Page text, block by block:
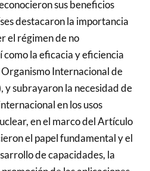
sus beneficios
destacaron la importancia
el régimen de no
la eficacia y eficiencia
Internacional de
y subrayaron la necesidad de
en los usos
en el marco del Artículo
el papel fundamental y el
de capacidades, la